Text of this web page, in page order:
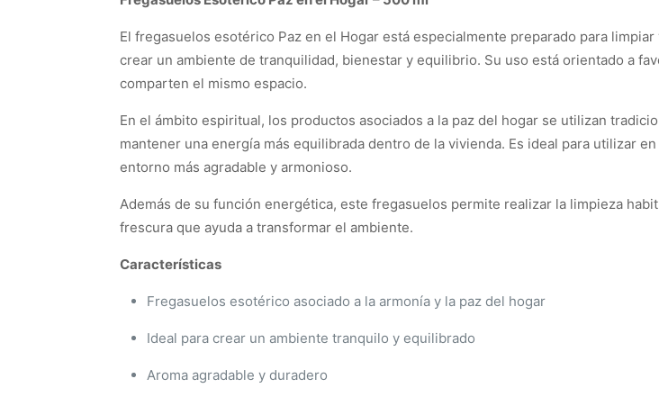
El fregasuelos esotérico Paz en el Hogar está especialmente preparado para
crear un ambiente de tranquilidad, bienestar y equilibrio. Su uso está orientado a
comparten el mismo espacio.
En el ámbito espiritual, los productos asociados a la paz del hogar se utilizan
mantener una energía más equilibrada dentro de la vivienda. Es ideal para utilizar
entorno más agradable y armonioso.
Además de su función energética, este fregasuelos permite realizar la limpieza
frescura que ayuda a transformar el ambiente.
Características
Fregasuelos esotérico asociado a la armonía y la paz del hogar
Ideal para crear un ambiente tranquilo y equilibrado
Aroma agradable y duradero